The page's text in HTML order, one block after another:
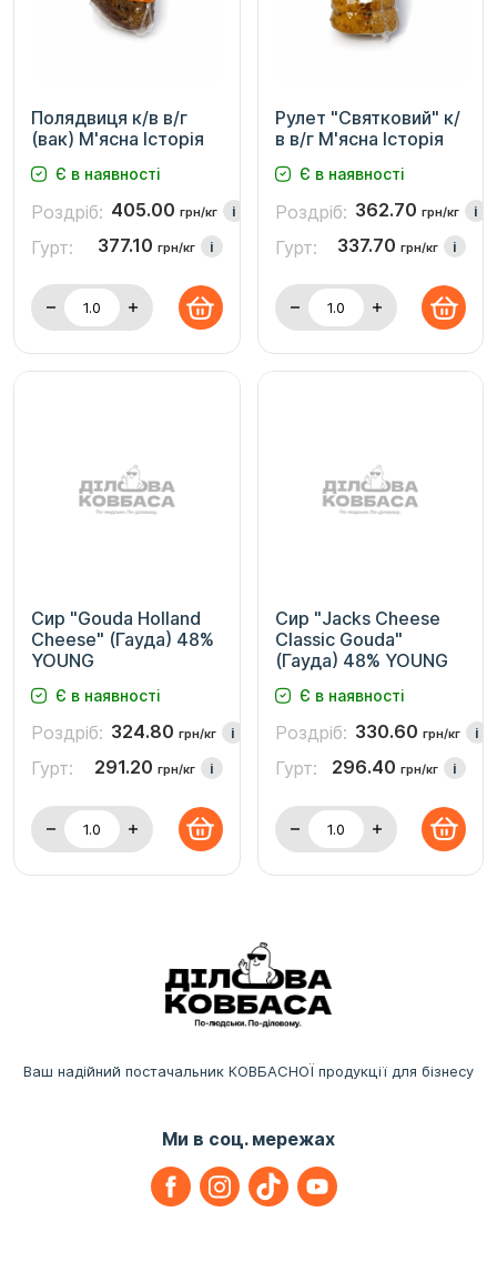
Полядвиця к/в в/г
(вак) М'ясна Історія
Є в наявності
Роздріб: 405.00 грн/кг i
Гурт: 377.10 грн/кг i
Рулет "Святковий" к/
в в/г М'ясна Історія
Є в наявності
Роздріб: 362.70 грн/кг i
Гурт: 337.70 грн/кг i
Сир "Gouda Holland
Cheese" (Гауда) 48%
YOUNG
Є в наявності
Роздріб: 324.80 грн/кг i
Гурт: 291.20 грн/кг i
Сир "Jacks Cheese
Classic Gouda"
(Гауда) 48% YOUNG
Є в наявності
Роздріб: 330.60 грн/кг i
Гурт: 296.40 грн/кг i
Ваш надійний постачальник КОВБАСНОЇ продукції для бізнесу
Ми в соц. мережах